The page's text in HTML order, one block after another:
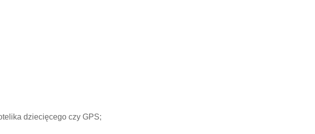
dziecięcego czy GPS;